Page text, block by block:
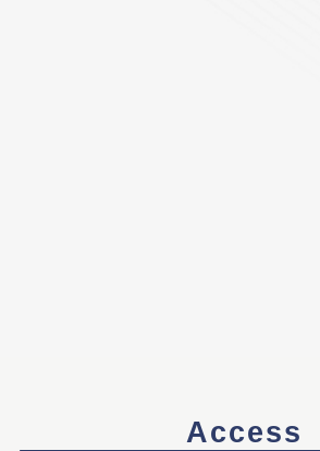
Access